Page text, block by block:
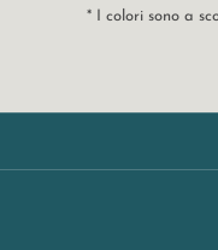
* I colori sono a